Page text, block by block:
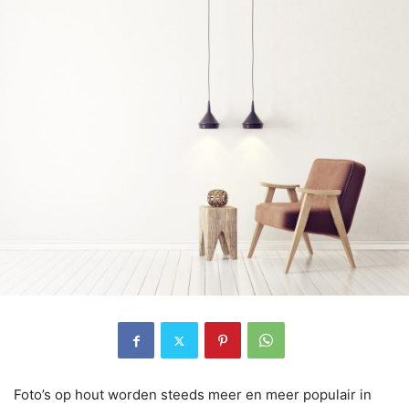
Foto’s op hout worden steeds meer en meer populair in